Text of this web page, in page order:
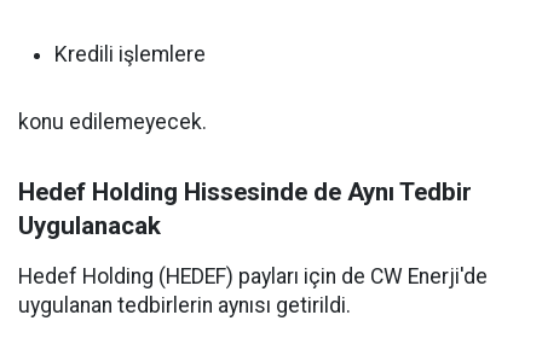
Kredili işlemlere
konu edilemeyecek.
Hedef Holding Hissesinde de Aynı Tedbir
Uygulanacak
Hedef Holding (HEDEF) payları için de CW Enerji'de
uygulanan tedbirlerin aynısı getirildi.